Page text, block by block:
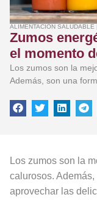
ALIMENTACIÓN SALUDABLE
Zumos
el momento
Los zumos son la
Además, son una
Los zumos son la
calurosos.
aprovechar las